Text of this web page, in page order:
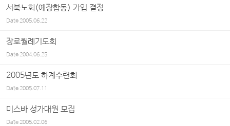
서북노회(예장합동) 가입 결정
Date2005.06.22
장로월례기도회
Date2004.06.25
2005년도 하계수련회
Date2005.07.11
미스바 성가대원 모집
Date2005.02.06